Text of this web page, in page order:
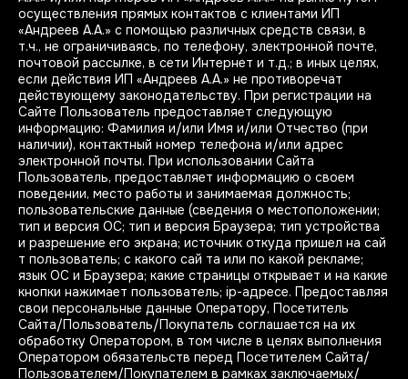
осуществления прямых контактов с клиентами ИП
«Андреев А.А.» с помощью различных средств связи, в
т.ч., не ограничиваясь, по телефону, электронной почте,
почтовой рассылке, в сети Интернет и т.д.; в иных целях,
если действия ИП «Андреев А.А.» не противоречат
действующему законодательству. При регистрации на
Сайте Пользователь предоставляет следующую
информацию: Фамилия и/или Имя и/или Отчество (при
наличии), контактный номер телефона и/или адрес
электронной почты. При использовании Сайта
Пользователь, предоставляет информацию о своем
поведении, место работы и занимаемая должность;
пользовательские данные (сведения о местоположении;
тип и версия ОС; тип и версия Браузера; тип устройства
и разрешение его экрана; источник откуда пришел на сай
т пользователь; с какого сай та или по какой рекламе;
язык ОС и Браузера; какие страницы открывает и на какие
кнопки нажимает пользователь; ip-адресе. Предоставляя
свои персональные данные Оператору, Посетитель
Сайта/Пользователь/Покупатель соглашается на их
обработку Оператором, в том числе в целях выполнения
Оператором обязательств перед Посетителем Сайта/
Пользователем/Покупателем в рамках заключаемых/